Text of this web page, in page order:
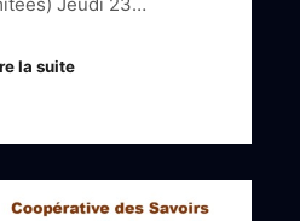
la suite